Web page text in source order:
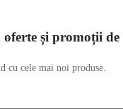
oferte și promoții
cu cele mai noi produse.